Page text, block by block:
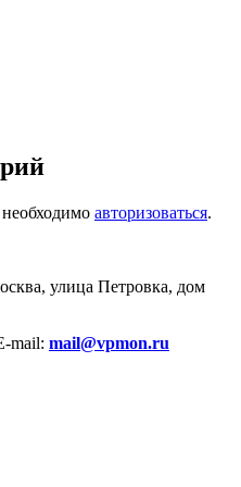
авторизоваться.
улица Петровка, дом
mail: mail@vpmon.ru